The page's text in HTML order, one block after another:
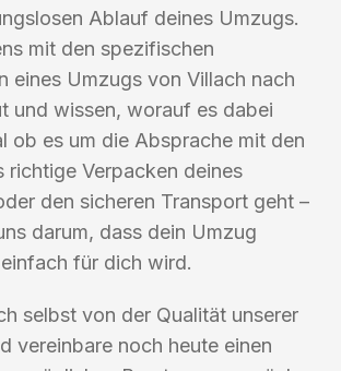
Ablauf deines Umzugs.
mit den spezifischen
eines Umzugs von Villach nach
und wissen, worauf es dabei
ob es um die Absprache mit den
richtige Verpacken deines
den sicheren Transport geht –
darum, dass dein Umzug
für dich wird.
selbst von der Qualität unserer
vereinbare noch heute einen